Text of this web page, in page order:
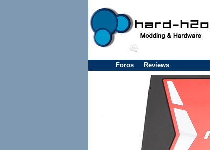
Foros Reviews